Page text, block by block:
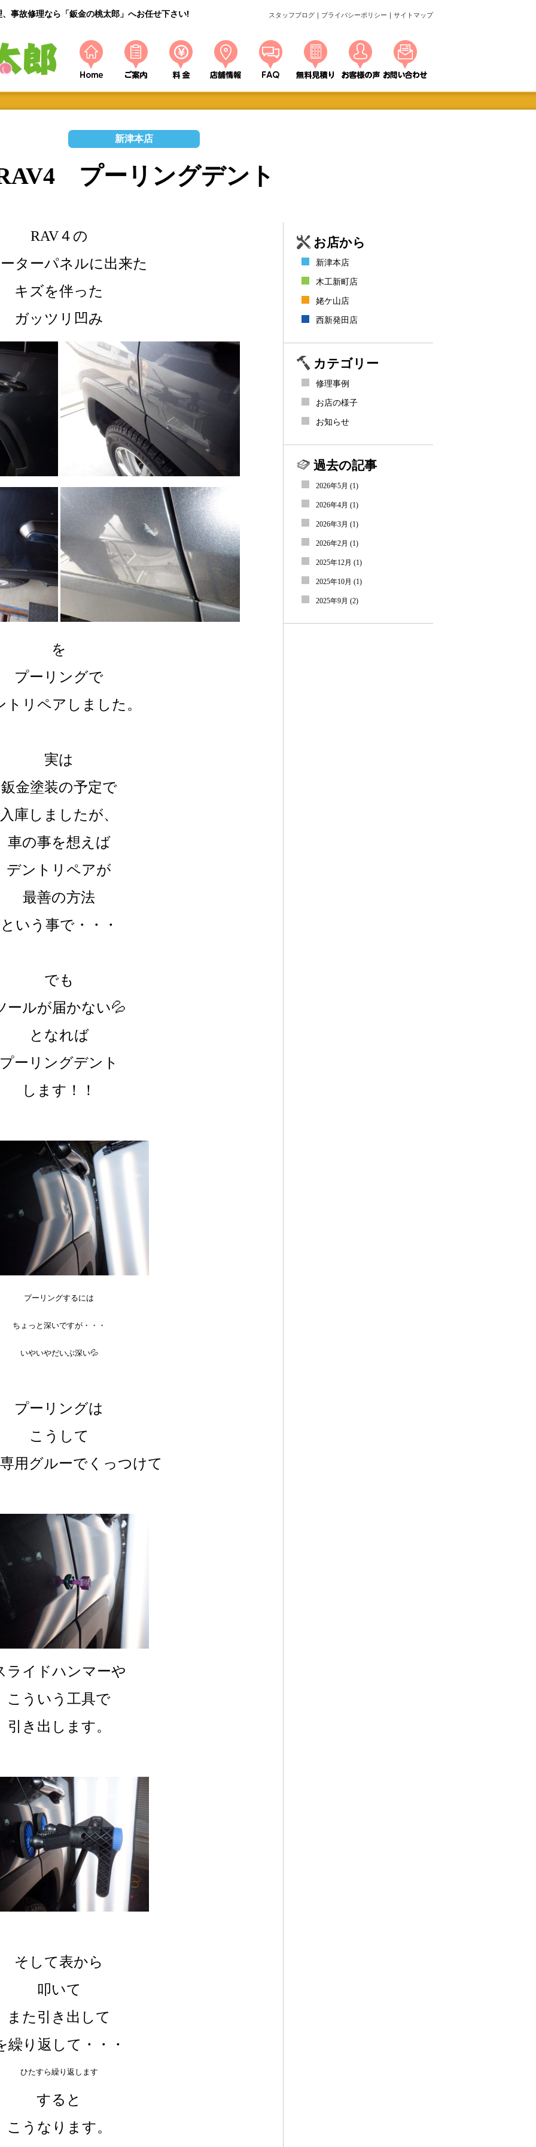
事故修理なら「鈑金の桃太郎」へお任せ下さい! スタッフブログ ｜ プライバシーポリシー ｜ サイトマップ
新津本店
プーリングデント
RAV４の
ターパネルに出来た
キズを伴った
ガッツリ凹み
を
プーリングで
トリペアしました。
実は
鈑金塗装の予定で
入庫しましたが、
車の事を想えば
デントリペアが
最善の方法
という事で・・・
でも
ールが届かない💦
となれば
プーリングデント
します！！
プーリングするには
ちょっと深いですが・・・
いやいやだいぶ深い💦
プーリングは
こうして
用グルーでくっつけて
ライドハンマーや
こういう工具で
引き出します。
そして表から
叩いて
また引き出して
繰り返して・・・
ひたすら繰り返します
すると
こうなります。
お店から
新津本店
木工新町店
姥ケ山店
西新発田店
カテゴリー
修理事例
お店の様子
お知らせ
過去の記事
2026年5月 (1)
2026年4月 (1)
2026年3月 (1)
2026年2月 (1)
2025年12月 (1)
2025年10月 (1)
2025年9月 (2)